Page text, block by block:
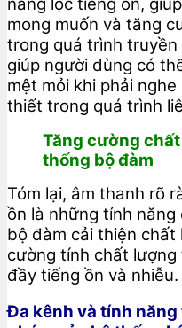
mong muốn và tăng
trong quá trình truyền
giúp người dùng có
mệt mỏi khi phải
thiết trong quá trình
Tăng cường
thống bộ đàm
Tóm lại, âm thanh rõ
ồn là những tính
bộ đàm cải thiện
cường tính chất
đầy tiếng ồn và nhiễu.
Đa kênh và tính